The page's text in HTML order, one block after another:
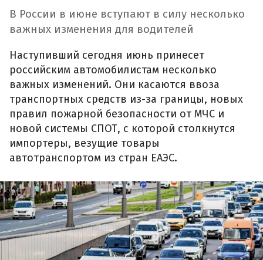
В России в июне вступают в силу несколько
важных изменения для водителей
Наступивший сегодня июнь принесет
российским автомобилистам несколько
важных изменений. Они касаются ввоза
транспортных средств из-за границы, новых
правил пожарной безопасности от МЧС и
новой системы СПОТ, с которой столкнутся
импортеры, везущие товары
автотранспортом из стран ЕАЭС.